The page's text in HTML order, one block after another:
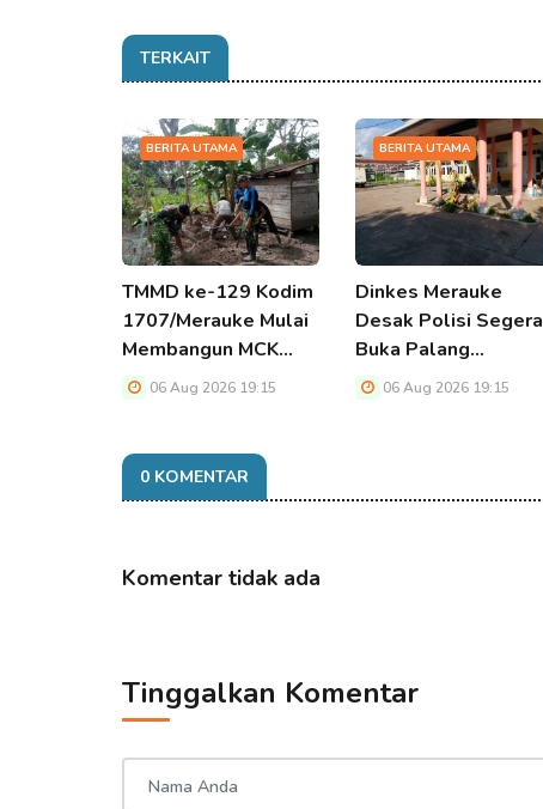
TERKAIT
BERITA UTAMA
TMMD ke-129 Kodim
1707/Merauke Mulai
Membangun MCK…
06 Aug 2026 19:15
BERITA UTAMA
Dinkes Merauke
Desak Polisi Segera
Buka Palang…
06 Aug 2026 19:15
0 KOMENTAR
Komentar tidak ada
Tinggalkan Komentar